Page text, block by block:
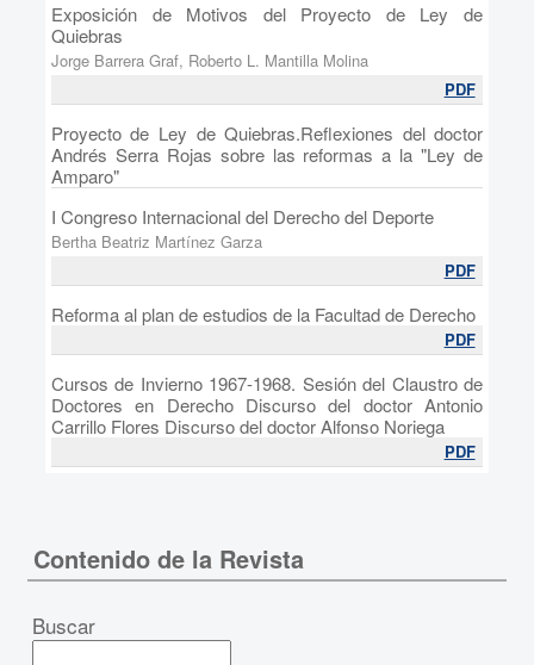
Exposición de Motivos del Proyecto de Ley de
Quiebras
Jorge Barrera Graf, Roberto L. Mantilla Molina
PDF
Proyecto de Ley de Quiebras.Reflexiones del doctor
Andrés Serra Rojas sobre las reformas a la "Ley de
Amparo"
I Congreso Internacional del Derecho del Deporte
Bertha Beatriz Martínez Garza
PDF
Reforma al plan de estudios de la Facultad de Derecho
PDF
Cursos de Invierno 1967-1968. Sesión del Claustro de
Doctores en Derecho Discurso del doctor Antonio
Carrillo Flores Discurso del doctor Alfonso Noriega
PDF
Contenido de la Revista
Buscar